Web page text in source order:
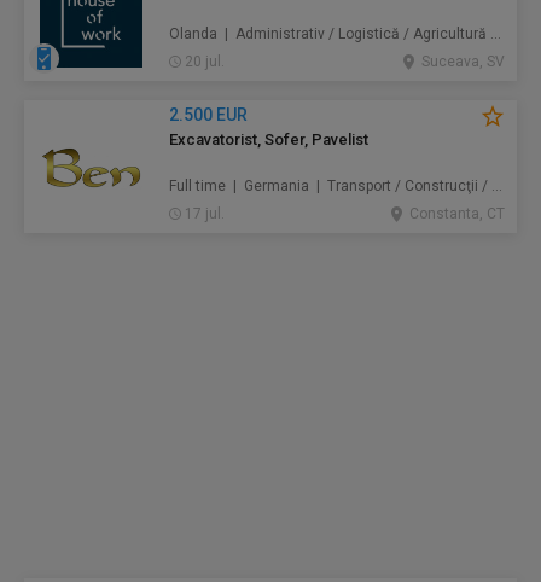
Olanda | Administrativ / Logistică / Agricultură / Silvicultură / Prestări servicii / Producție /
20 jul.
Suceava, SV
2.500 EUR
Excavatorist, Sofer, Pavelist
Full time | Germania | Transport / Construcţii / Amenajări
17 jul.
Constanta, CT